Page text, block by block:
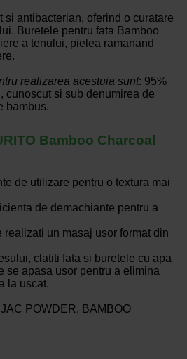
si antibacterian, oferind o curatare
Buretele pentru fata Bamboo
a tenului, pielea ramanand
realizarea acestuia sunt: 95%
cunoscut si sub denumirea de
bambus.
Bamboo Charcoal
de utilizare pentru o textura mai
de demachiante pentru a
realizati un masaj usor format din
clatiti fata si buretele cu apa
se apasa usor pentru a elimina
la uscat.
POWDER, BAMBOO